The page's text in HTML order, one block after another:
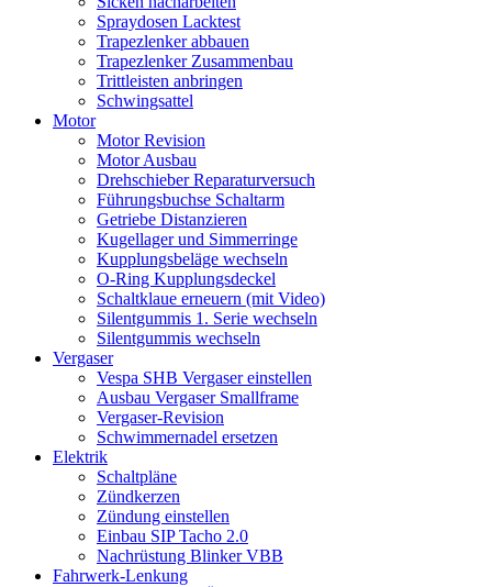
Spraydosen Lacktest
Trapezlenker abbauen
Trapezlenker Zusammenbau
Trittleisten anbringen
Schwingsattel
Motor
Motor Revision
Motor Ausbau
Drehschieber Reparaturversuch
Führungsbuchse Schaltarm
Getriebe Distanzieren
Kugellager und Simmerringe
Kupplungsbeläge wechseln
O-Ring Kupplungsdeckel
Schaltklaue erneuern (mit Video)
Silentgummis 1. Serie wechseln
Silentgummis wechseln
Vergaser
Vespa SHB Vergaser einstellen
Ausbau Vergaser Smallframe
Vergaser-Revision
Schwimmernadel ersetzen
Elektrik
Schaltpläne
Zündkerzen
Zündung einstellen
Einbau SIP Tacho 2.0
Nachrüstung Blinker VBB
Fahrwerk-Lenkung